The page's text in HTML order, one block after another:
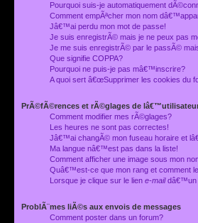
Pourquoi suis-je automatiquement
Comment empÃªcher mon nom
Jâ€™ai perdu mon mot de passe!
Je suis enregistrÃ© mais je ne peux pas
Je me suis enregistrÃ© par le passÃ©
Que signifie COPPA?
Pourquoi ne puis-je pas mâ€™inscrire?
A quoi sert â€œSupprimer les cookies du
PrÃ©fÃ©rences et rÃ©glages de
Comment modifier mes rÃ©glages?
Les heures ne sont pas correctes!
Jâ€™ai changÃ© mon fuseau horaire et
Ma langue nâ€™est pas dans la liste!
Comment afficher une image sous mon
Quâ€™est-ce que mon rang et comment
Lorsque je clique sur le lien e-maildâ€™un
ProblÃ¨mes liÃ©s aux envois de messages
Comment poster dans un forum?